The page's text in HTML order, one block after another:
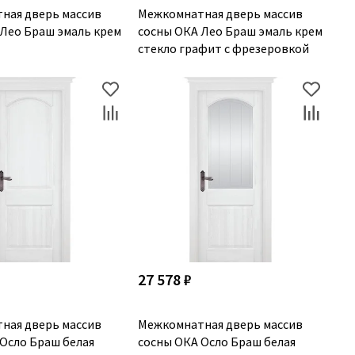
дверь массив
Браш эмаль крем
Межкомнатная дверь массив
сосны ОКА Лео Браш эмаль крем
стекло графит с фрезеровкой
дверь массив
Браш белая
27 578 ₽
Межкомнатная дверь массив
сосны ОКА Осло Браш белая